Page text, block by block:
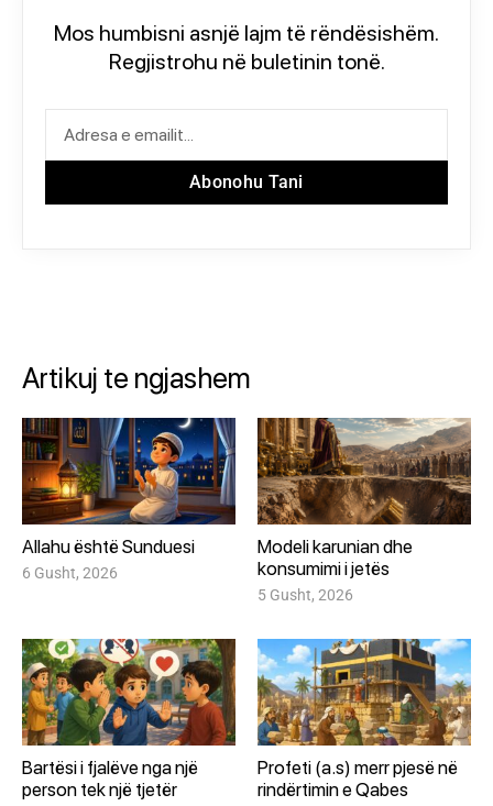
Mos humbisni asnjë lajm të rëndësishëm.
Regjistrohu në buletinin tonë.
Abonohu Tani
Artikuj te ngjashem
Allahu është Sunduesi
6 Gusht, 2026
Modeli karunian dhe
konsumimi i jetës
5 Gusht, 2026
Bartësi i fjalëve nga një
person tek një tjetër
Profeti (a.s) merr pjesë në
rindërtimin e Qabes